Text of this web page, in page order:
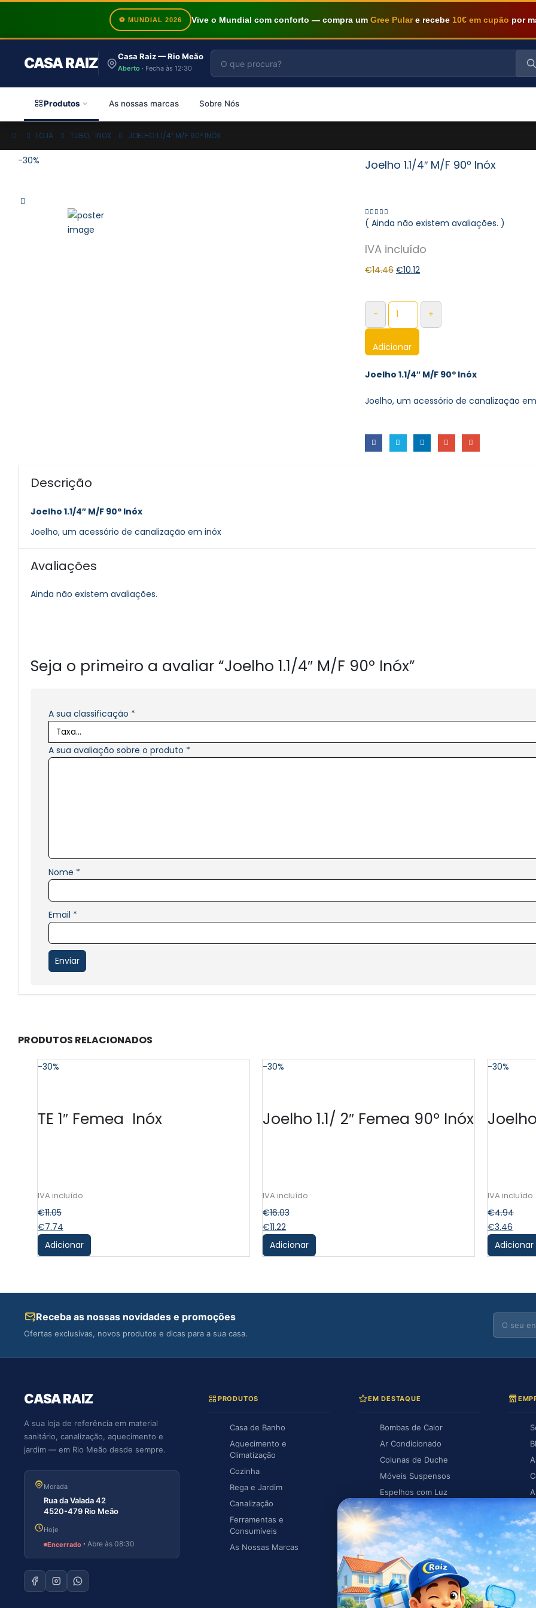
⚽ MUNDIAL 2026 Vive o Mundial com conforto — compra um Gree Pulare recebe 10€ em cupão por
CASA RAIZ Casa Raiz — Rio Meão
Aberto · Fecha às 12:30
Produtos As nossas marcas Sobre Nós
LOJA TUBO, INOX JOELHO 1.1/4″ M/F 90º INÓX
-30% Joelho 1.1/4″ M/F 90º Inóx
0 out of 5
( Ainda não existem avaliações. )
€14.46 €10.12
- +
Adicionar
Joelho 1.1/4″ M/F 90º Inóx
Joelho, um acessório de canalização
Descrição
Joelho 1.1/4″ M/F 90º Inóx
Joelho, um acessório de canalização em inóx
Avaliações
Ainda não existem avaliações.
Seja o primeiro a avaliar “Joelho 1.1/4″ M/F 90º Inóx”
A sua classificação *
A sua avaliação sobre o produto *
Nome *
Email *
PRODUTOS RELACIONADOS
-30%
TE 1″ Femea Inóx
€11.05
€7.74
Adicionar
-30%
Joelho 1.1/ 2″ Femea 90º Inóx
€16.03
€11.22
Adicionar
-30%
€4.94
€3.46
Adicionar
Receba as nossas novidades e promoções
Ofertas exclusivas, novos produtos e dicas para a sua casa.
CASA RAIZ
A sua loja de referência em material
sanitário, canalização, aquecimento e
jardim — em Rio Meão desde sempre.
Morada
Rua da Valada 42
4520-479 Rio Meão
Hoje
Encerrado · Abre às 08:30
PRODUTOS
Casa de Banho
Aquecimento e
Climatização
Cozinha
Rega e Jardim
Canalização
Ferramentas e
Consumíveis
As Nossas Marcas
EM DESTAQUE
Bombas de Calor
Ar Condicionado
Colunas de Duche
Móveis Suspensos
Espelhos com Luz
Piscina
Caldeiras